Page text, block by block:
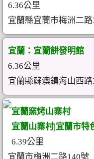
6.36公里
宜蘭縣宜蘭市梅洲二
宜蘭：宜蘭餅發明館
6.36公里
宜蘭縣蘇澳鎮海山西
宜蘭窯烤山寨村
宜蘭山寨村|宜蘭市特
6.39公里
宜蘭市梅洲二路140號